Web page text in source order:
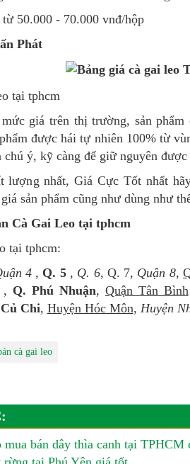
50.000 - 70.000 vnđ/hộp
Phát
giá trên thị trường, sản
được hái tự nhiên 100% từ
ý, kỹ càng để giữ nguyên
lượng nhất, Giá Cực Tốt nhất
sản phẩm cũng như dùng như
Cà Gai Leo tại tphcm
tại tphcm:
4, Q. 5, Q. 6, Q. 7, Quận 8,
, Q. Phú Nhuận, Quận Tân Bình
Chi, Huyện Hóc Môn, Huyện
cà gai leo
mua bán dây thìa canh tại TPHCM